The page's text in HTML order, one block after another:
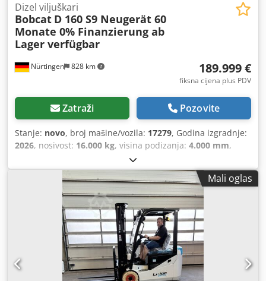
Nürtingen 828 km
Dizel viljuškari
Bobcat D 160 S9 Neugerät 60
Monate 0% Finanzierung ab
Lager verfügbar
189.999 €
fiksna cijena plus PDV
Zatraži Pozovite
Stanje: novo, broj mašine/vozila: 17279, Godina izgradnje:
2026, nosivost: 16.000 kg, visina podizanja: 4.000 mm,
1.480 mm
vrsta goriva:dizel, vrsta jarbola:triplex, građevinska visina:
, duljina vilica:2.400 mm, dimenzija prednje
12.00-20 100%, dimenzija stražnje gume:
, ukupna masa:19.300 kg, Oprema:kabina
Mali oglas